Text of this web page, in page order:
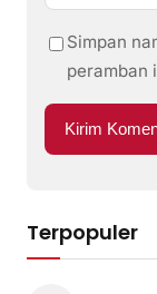
Simpan
peramban
Terpopuler